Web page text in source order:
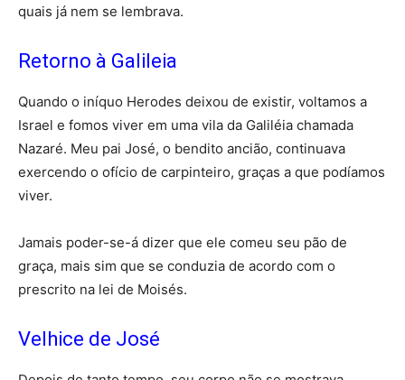
quais já nem se lembrava.
Retorno à Galileia
Quando o iníquo Herodes deixou de existir, voltamos a
Israel e fomos viver em uma vila da Galiléia chamada
Nazaré. Meu pai José, o bendito ancião, continuava
exercendo o ofício de carpinteiro, graças a que podíamos
viver.
Jamais poder-se-á dizer que ele comeu seu pão de
graça, mais sim que se conduzia de acordo com o
prescrito na lei de Moisés.
Velhice de José